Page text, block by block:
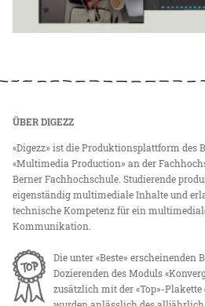
ÜBER DIGEZZ
«Digezz» ist die Produktionsplattform des
«Multimedia Production» an der
Berner Fachhochschule. Studierende
eigenständig multimediale Inhalte und
technische Kompetenz für ein
Kommunikation.
Die unter «Beste»
Dozierenden des Moduls
zusätzlich mit der «Top»-